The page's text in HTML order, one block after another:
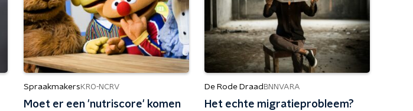
Spraakmakers KRO-NCRV
Moet er een 'nutriscore' komen
De Rode Draad BNNVARA
Het echte migratieprobleem?